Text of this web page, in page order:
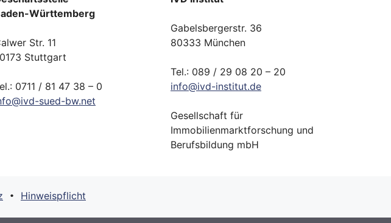
Württemberg
Str. 11
Stuttgart
0711 / 81 47 38 – 0
@ivd-sued-bw.net
Gabelsbergerstr. 36
80333 München
Tel.: 089 / 29 08 20 – 20
info@ivd-institut.de
Gesellschaft für
Immobilienmarktforschung und
Berufsbildung mbH
• Hinweispflicht